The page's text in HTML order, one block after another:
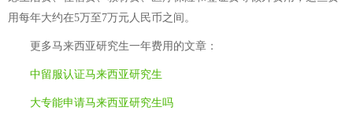
用每年大约在5万至7万元人民币之间。
更多马来西亚研究生一年费用 的文章：
中留服认证马来西亚研究生
大专能申请马来西亚研究生吗